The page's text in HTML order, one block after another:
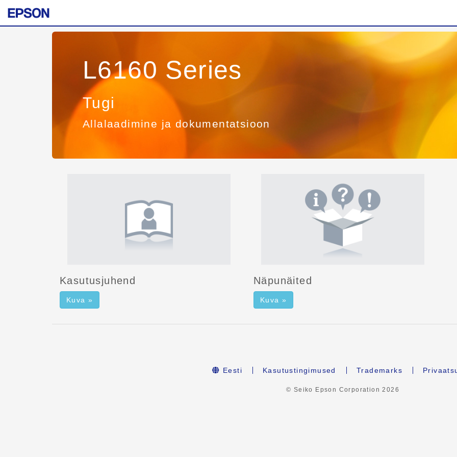
L6160 Series
Tugi
Allalaadimine ja dokumentatsioon
Kasutusjuhend
Kuva »
Näpunäited
Kuva »
Eesti Kasutustingimused Trademarks
© Seiko Epson Corporation 2026